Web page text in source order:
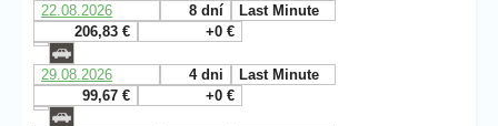
22.08.2026 8 dní
Last Minute
206,83 €
+0 €
29.08.2026 4 dni
Last Minute
99,67 €
+0 €